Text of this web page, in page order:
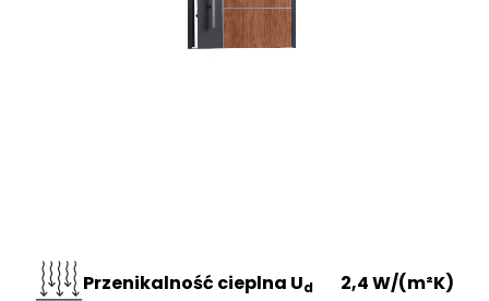
Przenikalność cieplna Ud 2,4 W/(m²K)